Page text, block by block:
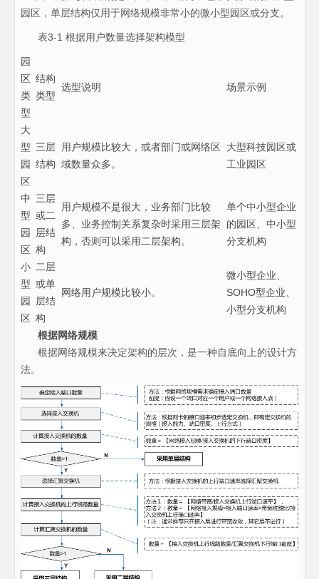
园区，单层结构仅用于网络规模非常小的微小型园区或分支。
表3-1 根据用户数量选择架构模型
园
区
类
型
结构
类型
选型说明 场景示例
大
型
园
区
三层
结构
用户规模比较大，或者部门或网络区
域数量众多。
大型科技园区或
工业园区
中
型
园
区
三层
或二
层结
构
用户规模不是很大，业务部门比较
多、业务控制关系复杂时采用三层架
构，否则可以采用二层架构。
单个中小型企业
的园区、中小型
分支机构
小
型
园
区
二层
或单
层结
构
网络用户规模比较小。
微小型企业、
SOHO型企业、
小型分支机构
根据网络规模
根据网络规模来决定架构的层次，是一种自底向上的设计方
法。